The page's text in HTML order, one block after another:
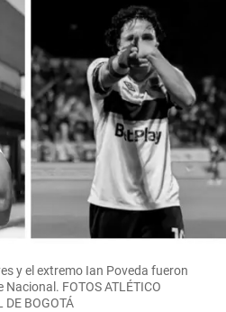
y el extremo Ian Poveda fueron
FOTOS ATLÉTICO
DE BOGOTÁ